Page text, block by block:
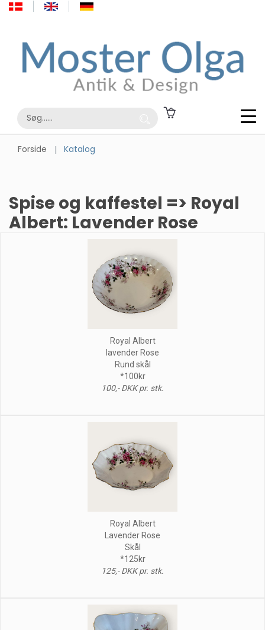
Forside Katalog
Spise og kaffestel => Royal
Albert: Lavender Rose
Royal Albert
lavender Rose
Rund skål
*100kr
100,- DKK pr. stk.
Royal Albert
Lavender Rose
Skål
*125kr
125,- DKK pr. stk.